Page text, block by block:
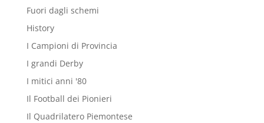
Fuori dagli schemi
History
I Campioni di Provincia
I grandi Derby
I mitici anni '80
Il Football dei Pionieri
Il Quadrilatero Piemontese